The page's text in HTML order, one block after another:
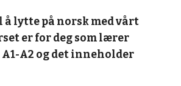
lytte på norsk med vårt
er for deg som lærer
A2 og det inneholder